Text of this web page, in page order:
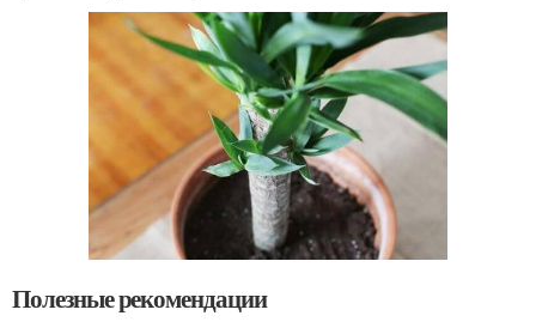
Полезные рекомендации